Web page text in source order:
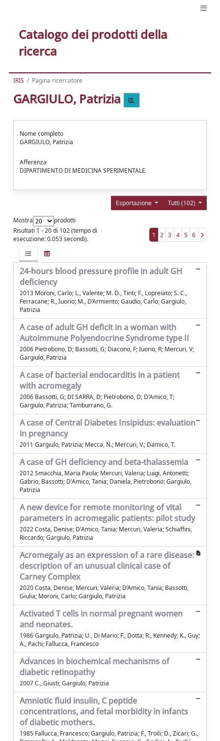
Catalogo dei prodotti della
ricerca
IRIS Pagina ricercatore
GARGIULO, Patrizia
Nome completo
GARGIULO, Patrizia
Afferenza
DIPARTIMENTO DI MEDICINA SPERIMENTALE
Tutti (102)
Esportazione
Mostra
prodotti
Risultati 1 - 20 di 102 (tempo di
esecuzione: 0.053 secondi).
1 2 3 4 5 6
24-hours blood pressure profile in adult GH
deficiency
2013 Moroni, Carlo; L., Valente; M. D., Tinti; F., Lopreiato; S. C.,
Ferracane; R., Iuorio; M., D’Armiento; Gaudio, Carlo; Gargiulo,
Patrizia
A case of adult GH deficit in a woman with
Autoimmune Polyendocrine Syndrome type II
2006 Pietrobono, D; Bassotti, G; Diacono, F; Iuorio, R; Mercuri, V;
Gargiulo, Patrizia
A case of bacterial endocarditis in a patient
with acromegaly
2006 Bassotti, G; DI SARRA, D; Pietrobono, D; D'Amico, T;
Gargiulo, Patrizia; Tamburrano, G.
A case of Central Diabetes Insipidus: evaluation
in pregnancy
2011 Gargiulo, Patrizia; Mecca, N.; Mercuri, V.; Damico, T.
A case of GH deficiency and beta-thalassemia
2012 Smacchia, Maria Paola; Mercuri, Valeria; Luigi, Antonetti;
Gabrio, Bassotti; D'Amico, Tania; Daniela, Pietrobono; Gargiulo,
Patrizia
A new device for remote monitoring of vital
parameters in acromegalic patients: pilot study
2022 Costa, Denise; D'Amico, Tania; Mercuri, Valeria; Schiaffini,
Riccardo; Gargiulo, Patrizia
Acromegaly as an expression of a rare disease:
description of an unusual clinical case of
Carney Complex
2020 Costa, Denise; Mercuri, Valeria; D’Amico, Tania; Bassotti,
Giulia; Moroni, Carlo; Gargiulo, Patrizia
Activated T cells in normal pregnant women
and neonates.
1986 Gargiulo, Patrizia; U., Di Mario; F., Dotta; R., Kennedy; K., Guy;
A., Pachi; Fallucca, Francesco
Advances in biochemical mechanisms of
diabetic retinopathy
2007 C., Giusti; Gargiulo, Patrizia
Amniotic fluid insulin, C peptide
concentrations, and fetal morbidity in infants
of diabetic mothers.
1985 Fallucca, Francesco; Gargiulo, Patrizia; F., Troili; D., Zicari; G.,